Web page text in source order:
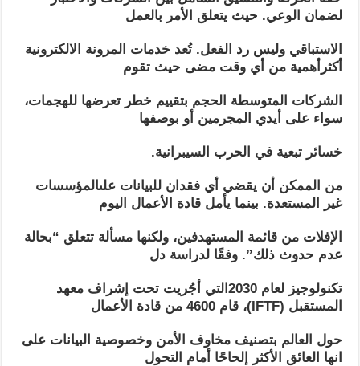
لضمان الوعي. حيث يتعلق الأمر بالعمل
الاستباقي وليس رد الفعل. تُعد خدمات المرونة الالكترونية
أكثرأهمية من أي وقت مضى حيث تقوم
الشركات المتوسطة الحجم بتقييم خطر تعرضها للهجمات،
سواء على أيدي المجرمين أو بوصفها
خسائر تبعية في الحرب السيبرانية.
من الممكن أن يقضي أي فقدان للبيانات علىالمؤسسات
غير المستعدة. بينما يأمل قادة الأعمال اليوم
الإفلات من قائمة المستهدفين، ولكنها مسألة تتعلق “بحالة
عدم حدوث ذلك”. وفقًا لدراسة دل
تكنولوجيز لعام 2030التي أجُريت تحت إشراف معهد
المستقبل (IFTF)، قام 4600 من قادة الأعمال
حول العالم بتصنيف مخاوف الأمن وخصوصية البيانات على
انها العائق الأكثر إلحاحًا أمام التحول